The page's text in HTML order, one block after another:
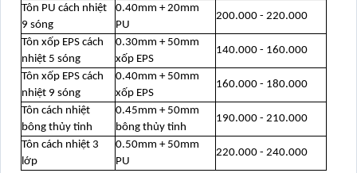
Tôn PU cách nhiệt
9 sóng
0.40mm + 20mm
PU
200.000 - 220.000
Tôn xốp EPS cách
nhiệt 5 sóng
0.30mm + 50mm
xốp EPS
140.000 - 160.000
Tôn xốp EPS cách
nhiệt 9 sóng
0.40mm + 50mm
xốp EPS
160.000 - 180.000
Tôn cách nhiệt
bông thủy tinh
0.45mm + 50mm
bông thủy tinh
190.000 - 210.000
Tôn cách nhiệt 3
lớp
0.50mm + 50mm
PU
220.000 - 240.000